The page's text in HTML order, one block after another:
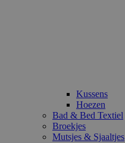
Kussens
Hoezen
Bad & Bed Textiel
Broekjes
Mutsjes & Sjaaltjes